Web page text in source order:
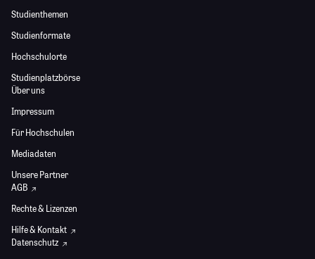
Studienthemen
Studienformate
Hochschulorte
Studienplatzbörse
Über uns
Impressum
Für Hochschulen
Mediadaten
Unsere Partner
AGB
Rechte & Lizenzen
Hilfe & Kontakt
Datenschutz